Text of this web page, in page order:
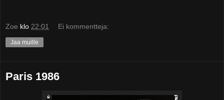
Zoe klo 22:01 Ei kommentteja:
Jaa muille
Paris 1986